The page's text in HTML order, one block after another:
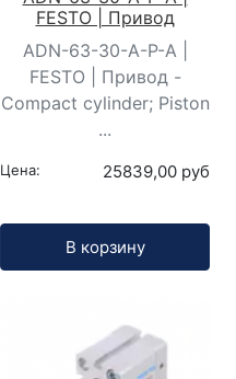
FESTO | Привод
ADN-63-30-A-P-A |
FESTO | Привод -
Compact cylinder; Piston
...
Цена: 25839,00 руб
В корзину